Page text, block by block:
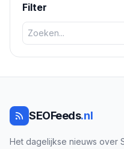
Filter
SEOFeeds.nl
Het dagelijkse nieuws over